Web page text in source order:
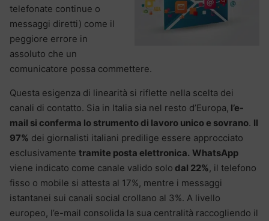
telefonate continue o
messaggi diretti) come il
peggiore errore in
assoluto che un
comunicatore possa commettere.
Questa esigenza di linearità si riflette nella scelta dei
canali di contatto. Sia in Italia sia nel resto d’Europa, l’e-
mail si conferma lo strumento di lavoro unico e sovrano. Il
97% dei giornalisti italiani predilige essere approcciato
esclusivamente tramite posta elettronica. WhatsApp
viene indicato come canale valido solo dal 22%, il telefono
fisso o mobile si attesta al 17%, mentre i messaggi
istantanei sui canali social crollano al 3%. A livello
europeo, l’e-mail consolida la sua centralità raccogliendo il